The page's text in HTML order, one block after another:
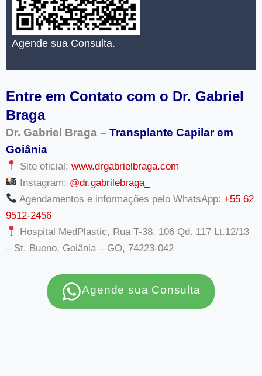
Agende sua Consulta.
Entre em Contato com o Dr. Gabriel
Braga
Dr. Gabriel Braga – Transplante Capilar em
Goiânia
Site oficial:www.drgabrielbraga.com
Instagram: @dr.gabrilebraga_
Agendamentos e informações pelo WhatsApp:+55 62
9512-2456
Hospital MedPlastic, Rua T-38, 106 Qd. 117 Lt.12/13
– St. Bueno, Goiânia – GO, 74223-042
Agende sua Consulta